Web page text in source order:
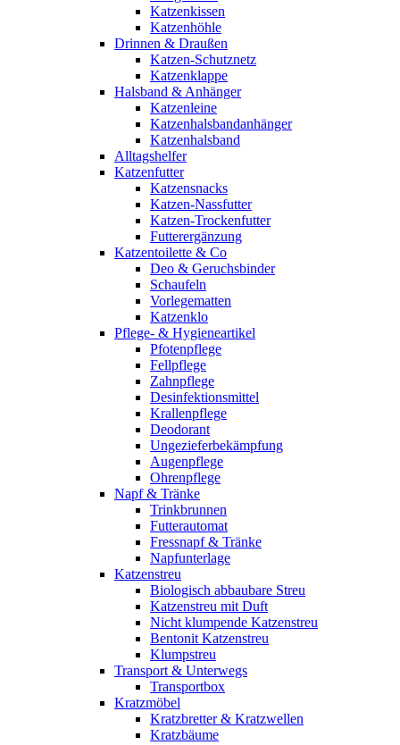
Katzenkissen
Katzenhöhle
Drinnen & Draußen
Katzen-Schutznetz
Katzenklappe
Halsband & Anhänger
Katzenleine
Katzenhalsbandanhänger
Katzenhalsband
Alltagshelfer
Katzenfutter
Katzensnacks
Katzen-Nassfutter
Katzen-Trockenfutter
Futterergänzung
Katzentoilette & Co
Deo & Geruchsbinder
Schaufeln
Vorlegematten
Katzenklo
Pflege- & Hygieneartikel
Pfotenpflege
Fellpflege
Zahnpflege
Desinfektionsmittel
Krallenpflege
Deodorant
Ungezieferbekämpfung
Augenpflege
Ohrenpflege
Napf & Tränke
Trinkbrunnen
Futterautomat
Fressnapf & Tränke
Napfunterlage
Katzenstreu
Biologisch abbaubare Streu
Katzenstreu mit Duft
Nicht klumpende Katzenstreu
Bentonit Katzenstreu
Klumpstreu
Transport & Unterwegs
Transportbox
Kratzmöbel
Kratzbretter & Kratzwellen
Kratzbäume